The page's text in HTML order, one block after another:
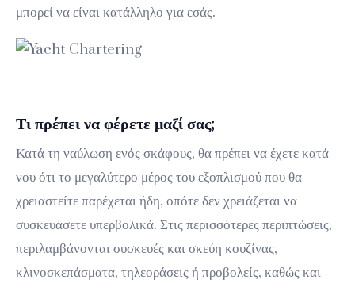
μπορεί να είναι κατάλληλο για εσάς.
Τι πρέπει να φέρετε μαζί σας;
Κατά τη ναύλωση ενός σκάφους, θα πρέπει να έχετε κατά
νου ότι το μεγαλύτερο μέρος του εξοπλισμού που θα
χρειαστείτε παρέχεται ήδη, οπότε δεν χρειάζεται να
συσκευάσετε υπερβολικά. Στις περισσότερες περιπτώσεις,
περιλαμβάνονται συσκευές και σκεύη κουζίνας,
κλινοσκεπάσματα, τηλεοράσεις ή προβολείς, καθώς και